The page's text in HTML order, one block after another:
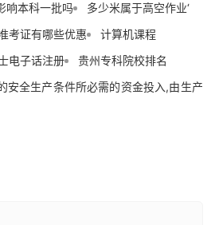
响本科一批吗
多少米属于高空作业‘
考证有哪些优惠
计算机课程
电子话注册
贵州专科院校排名
安全生产条件所必需的资金投入,由生产